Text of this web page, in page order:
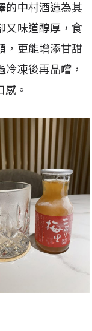
的中村酒造為其
又味道醇厚，食
，更能增添甘甜
凍後再品嚐，
。